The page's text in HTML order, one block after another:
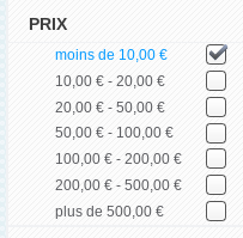
PRIX
moins de 10,00 €
10,00 € - 20,00 €
20,00 € - 50,00 €
50,00 € - 100,00 €
100,00 € - 200,00 €
200,00 € - 500,00 €
plus de 500,00 €